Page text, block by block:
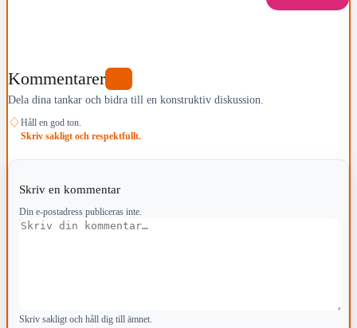
Kommentarer
Dela dina tankar och bidra till en konstruktiv diskussion.
♢ Håll en god ton.
Skriv sakligt och respektfullt.
Skriv en kommentar
Din e-postadress publiceras inte.
Kommentar
Skriv sakligt och håll dig till ämnet.